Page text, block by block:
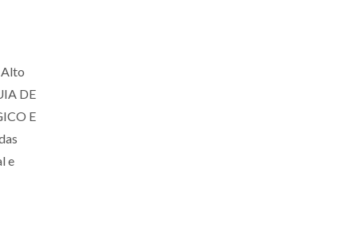
Alto
DE
E
e